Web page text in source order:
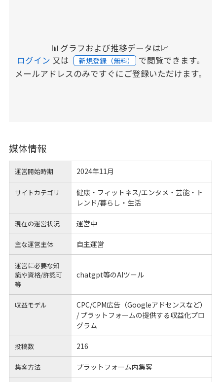
📊グラフおよび推移データは📈
ログイン 又は 新規登録（無料） で閲覧できます。
メールアドレスのみですぐにご登録いただけます。
媒体情報
運営開始時期 2024年11月
サイトカテゴリ
健康・フィットネス/エンタメ・芸能・ト
レンド/暮らし・生活
現在の運営状況 運営中
主な運営主体 自主運営
運営に必要な知
識や資格/許認可
等
chatgpt等のAIツール
収益モデル
CPC/CPM広告（Googleアドセンスなど）
/ プラットフォームの提供する収益化プロ
グラム
投稿数 216
集客方法 プラットフォーム内集客